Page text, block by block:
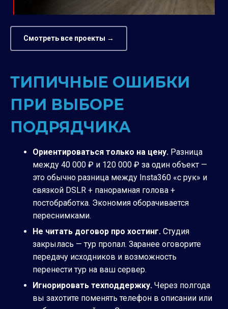
Смотреть все проекты →
ТИПИЧНЫЕ ОШИБКИ
ПРИ ВЫБОРЕ
ПОДРЯДЧИКА
Ориентироваться только на цену. Разница
между 40 000 ₽ и 120 000 ₽ за один объект —
это обычно разница между Insta360 «с рук» и
связкой DSLR + панорамная голова +
постобработка. Экономия оборачивается
переснимками.
Не читать договор про хостинг. Студия
закрылась — тур пропал. Заранее оговорите
передачу исходников и возможность
перенести тур на ваш сервер.
Игнорировать техподдержку. Через полгода
вы захотите поменять телефон в описании или